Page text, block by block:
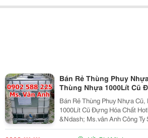
Bán Rẻ Thùng Phuy
Thùng Nhựa 1000Lít Cũ
Bán Rẻ Thùng Phuy Nhựa
1000Lít Cũ Đựng Hóa Chất Hotline: 0902 588 225
&Ndash; Ms.vân Anh Công Ty Sx-Tm Nhựa Tốt Là Nhà
Cung Cấp Hàng Đầu Về Các